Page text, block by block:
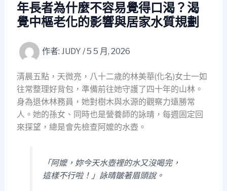
年長者為什麼不容易覺得口渴？渴
覺中樞老化的影響與居家水質規劃
作者: JUDY /5 5 月, 2026
清晨五點，天微亮，八十二歲的林美華(化名)女士一如
往常整理好背包，準備前往她守護了四十年的山林。
身為退休林務員，她對樹木與水源的觀察力遠勝常
人。她的孫女、同時也是營養師的詠晴，每週固定回
來探望，總是會先檢查阿嬤的水壺。
「阿嬤，妳今天水壺裡的水又沒喝完，
這樣不行啦！」詠晴皺著眉頭說。